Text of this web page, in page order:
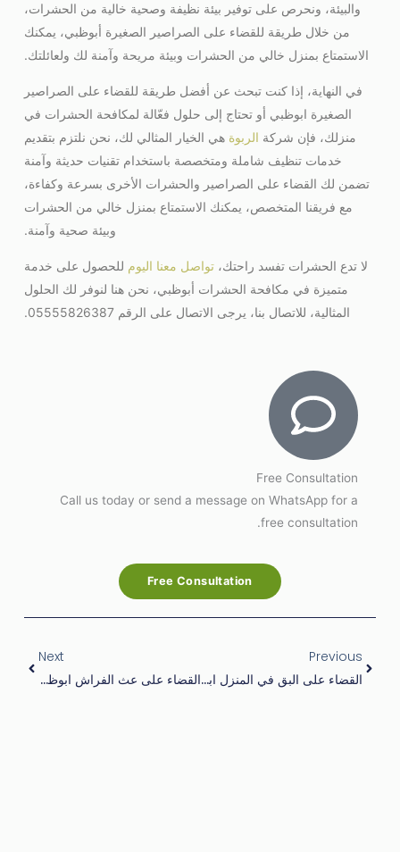
والبيئة، ونحرص على توفير بيئة نظيفة وصحية خالية من الحشرات،
من خلال طريقة للقضاء على الصراصير الصغيرة أبوظبي، يمكنك
الاستمتاع بمنزل خالي من الحشرات وبيئة مريحة وآمنة لك ولعائلتك.
في النهاية، إذا كنت تبحث عن أفضل طريقة للقضاء على الصراصير
الصغيرة ابوظبي أو تحتاج إلى حلول فعّالة لمكافحة الحشرات في
منزلك، فإن شركة الربوة هي الخيار المثالي لك، نحن نلتزم بتقديم
خدمات تنظيف شاملة ومتخصصة باستخدام تقنيات حديثة وآمنة
تضمن لك القضاء على الصراصير والحشرات الأخرى بسرعة وكفاءة،
مع فريقنا المتخصص، يمكنك الاستمتاع بمنزل خالي من الحشرات
وبيئة صحية وآمنة.
لا تدع الحشرات تفسد راحتك،تواصل معنا اليوم للحصول على خدمة
متميزة في مكافحة الحشرات أبوظبي، نحن هنا لنوفر لك الحلول
المثالية، للاتصال بنا، يرجى الاتصال على الرقم 05555826387.
Free Consultation
Call us today or send a message on WhatsApp for a
free consultation.
Free Consultation
Previous
القضاء على البق في المنزل ابوظبي– حلول فعّالة مع شركة الربوة
Next
القضاء على عث الفراش ابوظبي– حلول فعّالة ومباشرة من شركة الربوة